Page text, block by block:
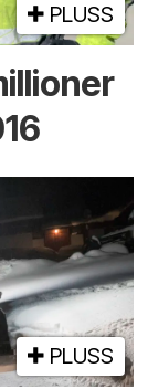
PLUSS
PLUSS